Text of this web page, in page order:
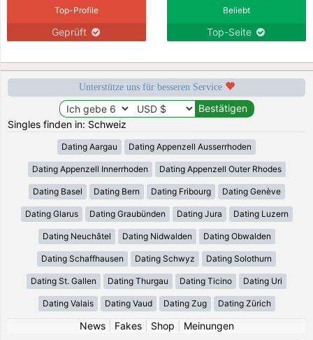
Top-Profile
Geprüft
Beliebt
Top-Seite
Unterstütze uns für besseren Service
Singles finden in: Schweiz
Dating Aargau Dating Appenzell Ausserrhoden
Dating Appenzell Innerrhoden Dating Appenzell Outer Rhodes
Dating Basel Dating Bern Dating Fribourg Dating Genève
Dating Glarus Dating Graubünden Dating Jura Dating Luzern
Dating Neuchâtel Dating Nidwalden Dating Obwalden
Dating Schaffhausen Dating Schwyz Dating Solothurn
Dating St. Gallen Dating Thurgau Dating Ticino Dating Uri
Dating Valais Dating Vaud Dating Zug Dating Zürich
News| Fakes| Shop
Meinungen